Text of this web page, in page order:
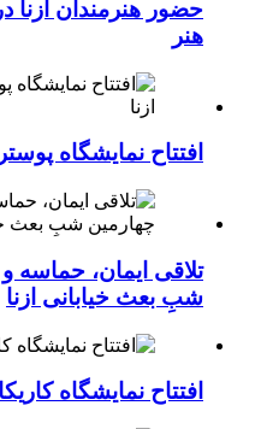
حضور هنرمندان
هنر
افتتاح نمایشگاه
تلاقی ایمان، حماسه
شبِ بعث خیابانی ازنا
افتتاح نمایشگاه